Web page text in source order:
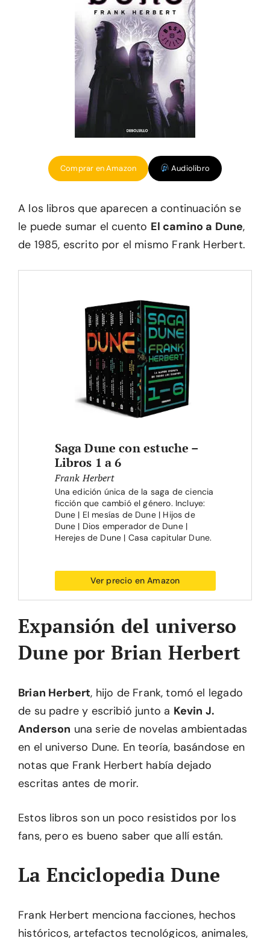
Comprar en Amazon Audiolibro
A los libros que aparecen a continuación se
le puede sumar el cuento El camino a Dune,
de 1985, escrito por el mismo Frank Herbert.
Saga Dune con estuche –
Libros 1 a 6
Frank Herbert
Una edición única de la saga de ciencia
ficción que cambió el género. Incluye:
Dune | El mesías de Dune | Hijos de
Dune | Dios emperador de Dune |
Herejes de Dune | Casa capitular Dune.
Ver precio en Amazon
Expansión del universo
Dune por Brian Herbert
Brian Herbert, hijo de Frank, tomó el legado
de su padre y escribió junto a Kevin J.
Anderson una serie de novelas ambientadas
en el universo Dune. En teoría, basándose en
notas que Frank Herbert había dejado
escritas antes de morir.
Estos libros son un poco resistidos por los
fans, pero es bueno saber que allí están.
La Enciclopedia Dune
Frank Herbert menciona facciones, hechos
históricos, artefactos tecnológicos, animales,